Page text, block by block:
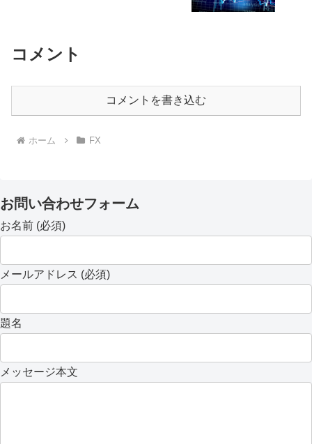
コメント
コメントを書き込む
ホーム FX
お問い合わせフォーム
お名前 (必須)
メールアドレス (必須)
題名
メッセージ本文